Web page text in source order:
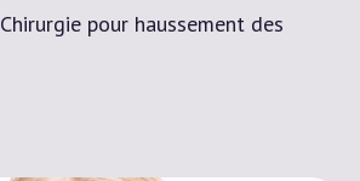
Chirurgie pour haussement des